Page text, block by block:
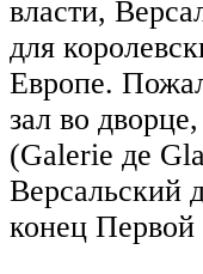
власти,
для
Европе.
зал во
(Galerie де
Версальский
конец